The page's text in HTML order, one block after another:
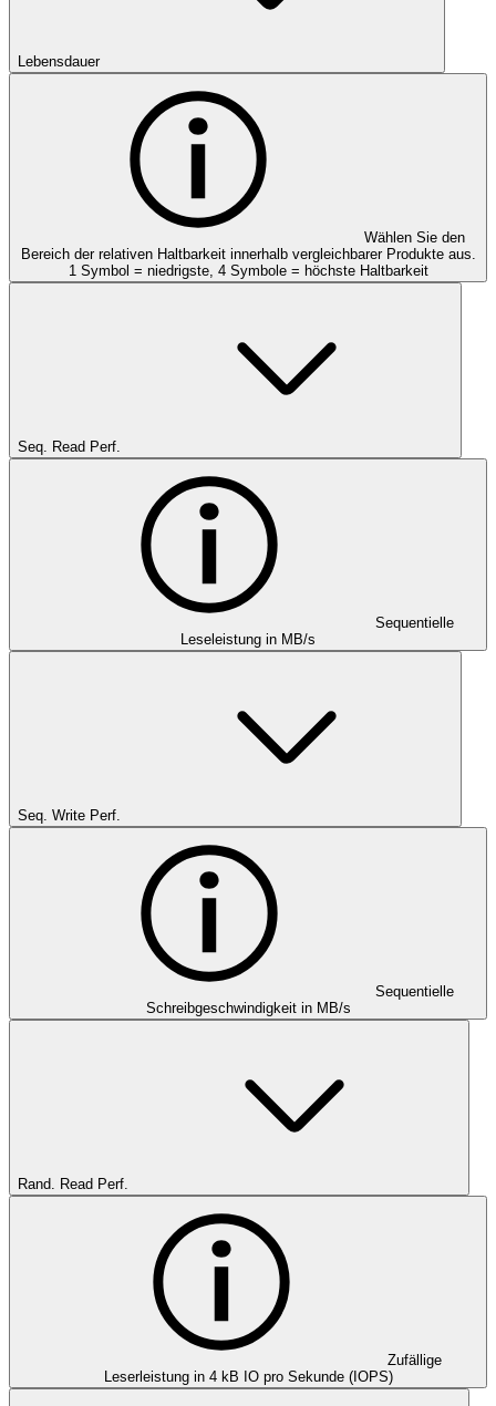
Lebensdauer
Wählen Sie den
Bereich der relativen Haltbarkeit innerhalb vergleichbarer Produkte aus.
1 Symbol = niedrigste, 4 Symbole = höchste Haltbarkeit
Seq. Read Perf.
Sequentielle
Leseleistung in MB/s
Seq. Write Perf.
Sequentielle
Schreibgeschwindigkeit in MB/s
Rand. Read Perf.
Zufällige
Leserleistung in 4 kB IO pro Sekunde (IOPS)